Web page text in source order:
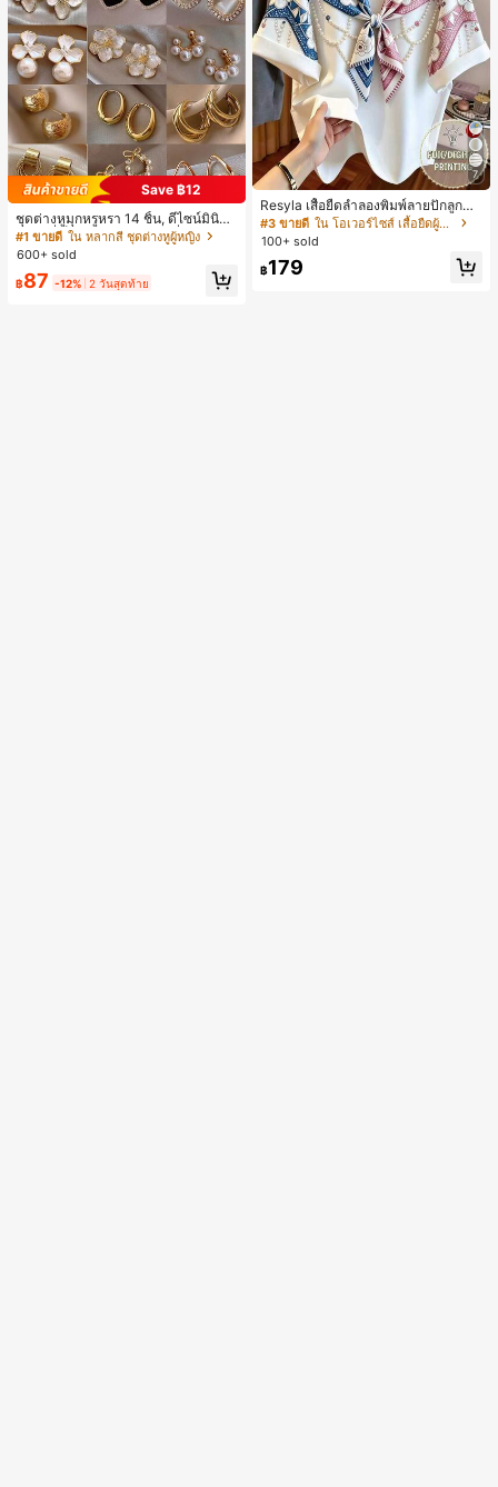
Save ฿12
ชุดต่างหูมุกหรูหรา 14 ชิ้น, ดีไซน์มินิมอ
ลใหม่ที่เป็นเอกลักษณ์ ต่างหูที่สง่างาม
สำหรับผู้หญิง, ของขวัญสำหรับเธอ
#1 ขายดี ใน หลากสี ชุดต่างหูผู้หญิง
600+ sold
฿87 -12% 2 วันสุดท้าย
7
Resyla เสื้อยืดลำลองพิมพ์ลายปักลูกปัด
รูปโบว์ขนาดใหญ่สำหรับผู้หญิง
#3 ขายดี
ใน โอเวอร์ไซส์ เสื้อยืดผู้หญิง
100+ sold
฿179